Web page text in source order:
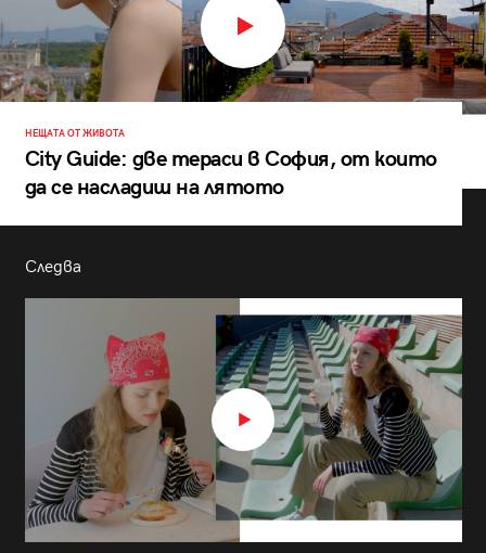
НЕЩАТА ОТ ЖИВОТА
City Guide: две тераси в София, от които
да се насладиш на лятото
Следва